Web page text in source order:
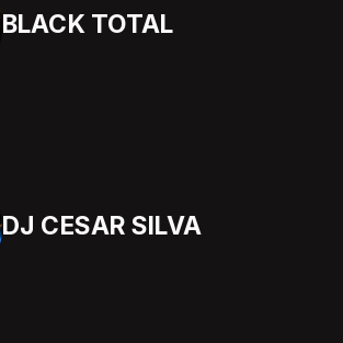
BLACK TOTAL
DJ CESAR SILVA